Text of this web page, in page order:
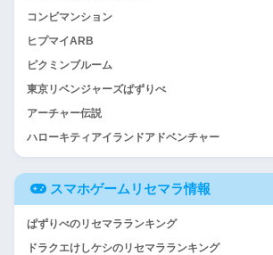
コンビマンション
ヒプマイARB
ピクミンブルーム
東京リベンジャーズぱずりべ
アーチャー伝説
ハローキティアイランドアドベンチャー
スマホゲームリセマラ情報
ぱずりべのリセマラランキング
ドラクエけしケシのリセマラランキング